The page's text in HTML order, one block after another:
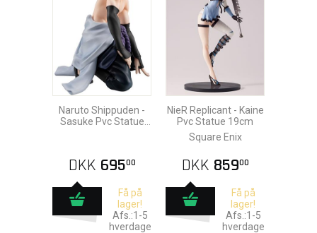
Naruto Shippuden -
Sasuke Pvc Statue
DKK 69500
Få på
lager!
Afs.:1-5
hverdage
NieR Replicant - Kaine
Pvc Statue 19cm
Square Enix
DKK 85900
Få på
lager!
Afs.:1-5
hverdage